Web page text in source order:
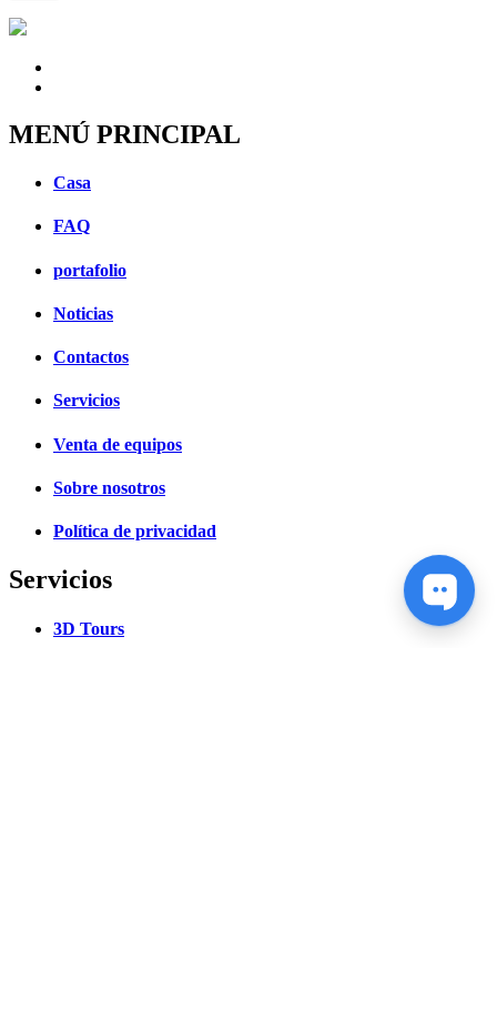
MENÚ PRINCIPAL
Casa
FAQ
portafolio
Noticias
Contactos
Servicios
Venta de equipos
Sobre nosotros
Política de privacidad
Servicios
3D Tours